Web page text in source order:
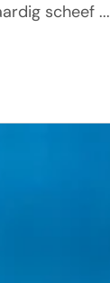
scheef ...